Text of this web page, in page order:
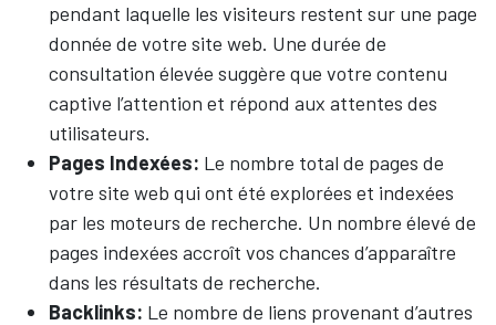
pendant laquelle les visiteurs restent sur une page
donnée de votre site web. Une durée de
consultation élevée suggère que votre contenu
captive l’attention et répond aux attentes des
utilisateurs.
Pages Indexées: Le nombre total de pages de
votre site web qui ont été explorées et indexées
par les moteurs de recherche. Un nombre élevé de
pages indexées accroît vos chances d’apparaître
dans les résultats de recherche.
Backlinks: Le nombre de liens provenant d’autres